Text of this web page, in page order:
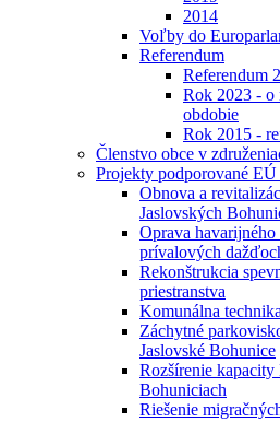
2014
Voľby do
Referendum
Referendum
Rok 2023 - o
obdobie
Rok 2015 -
Členstvo obce v
Projekty podporované
Obnova a
Jaslovských
Oprava
prívalových
Rekonštrukcia
priestranstva
Komunálna
Záchytné
Jaslovské Bohunice
Rozšírenie
Bohuniciach
Riešenie